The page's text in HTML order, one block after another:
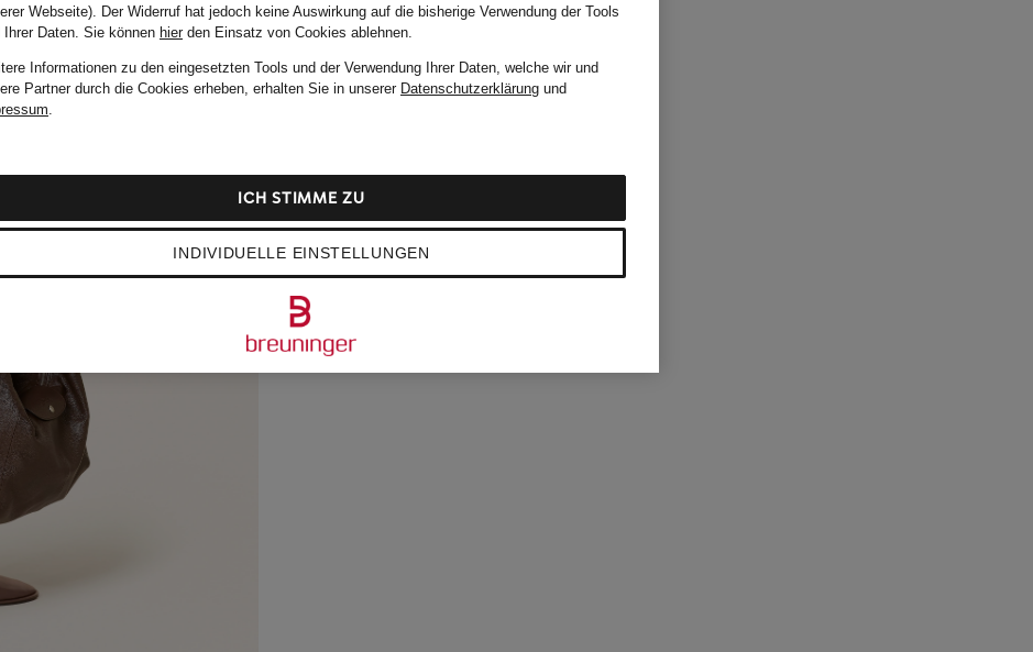
Webseite). Der Widerruf hat jedoch keine Auswirkung auf die bisherige Verwendung der Tools
Ihrer Daten. Sie können hierden Einsatz von Cookies ablehnen.
Informationen zu den eingesetzten Tools und der Verwendung Ihrer Daten, welche wir und
Partner durch die Cookies erheben, erhalten Sie in unserer Datenschutzerklärung und
.
INDIVIDUELLE EINSTELLUNGEN
ICH STIMME ZU